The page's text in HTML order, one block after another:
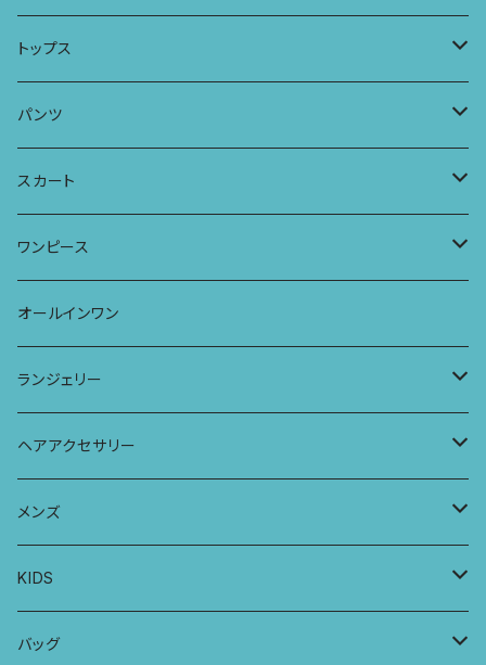
ロングスリーブワンピース
Tシャツ
パーカー
ワンピース
Tシャツ
フレンチスリーブラウス
サーフパンツ
ドレス
ストール
トップス
タンクトップ・キャミソール
タンクトップ
キャミソール
ワイドTシャツ
チュニックTシャツ
七分袖トップス
ラグランスリーブトップス
パンツ
アラジンパンツ
ポケット付きアラジンパンツ
ワイドパンツ
ポケット付きワイドパンツ
レギンス
バブーチャ
スカート
マキシスカート
ワンピース
ワンピース
オールインワン
スリップワンピース
ビルヘンワンピース
半袖ワンピース
オールインワン
ランジェリー
ブラ
ヨガトップ
カシュクールブラ
ショーツ
プレーンショーツ
ボンバチャショーツ
ヘアアクセサリー
リボンシュシュ
シュシュ
ヘアターバン
メンズ
メンズボクサー
パンツ
KIDS
KIDS 羽根つきTシャツ
バッグ